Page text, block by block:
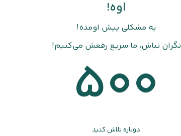
اوه!
یه مشکلی پیش اومده!
نگران نباش، ما سریع رفعش می‌کنیم!
500
دوباره تلاش کنید